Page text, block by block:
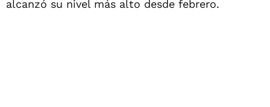
alcanzó su nivel más alto desde febrero.